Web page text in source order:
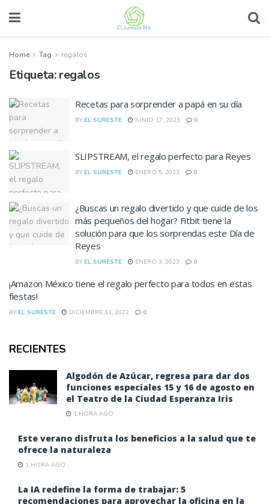
Home Tag regalos
Etiqueta:regalos
Recetas para sorprender a papá en su día
BY EL SURESTE JUNIO 17, 2023 0
SLIPSTREAM, el regalo perfecto para Reyes
BY EL SURESTE ENERO 5, 2023 0
¿Buscas un regalo divertido y que cuide de los
más pequeños del hogar? Fitbit tiene la
solución para que los sorprendas este Día de
Reyes
BY EL SURESTE ENERO 3, 2023 0
¡Amazon México tiene el regalo perfecto para todos en estas
fiestas!
BY EL SURESTE DICIEMBRE 31, 2022 0
RECIENTES
Algodón de Azúcar, regresa para dar dos
funciones especiales 15 y 16 de agosto en
el Teatro de la Ciudad Esperanza Iris
1 HORA AGO
Este verano disfruta los beneficios a la salud que te
ofrece la naturaleza
1 HORA AGO
La IA redefine la forma de trabajar: 5
recomendaciones para aprovechar la oficina en la